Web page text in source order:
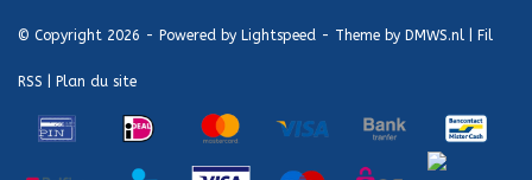
© Copyright 2026 - Powered by Lightspeed - Theme by DMWS.nl Fil
RSS Plan du site